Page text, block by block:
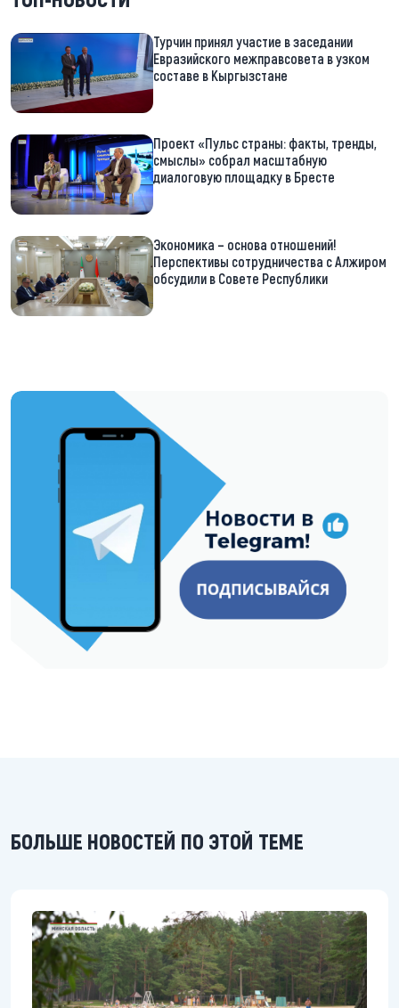
Турчин принял участие в заседании
Евразийского межправсовета в узком
составе в Кыргызстане
Проект «Пульс страны: факты, тренды,
смыслы» собрал масштабную
диалоговую площадку в Бресте
Экономика – основа отношений!
Перспективы сотрудничества с Алжиром
обсудили в Совете Республики
https://t.me/minskctvby
БОЛЬШЕ НОВОСТЕЙ ПО ЭТОЙ ТЕМЕ